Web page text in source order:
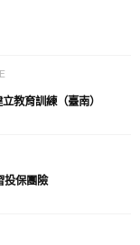
教育訓練（臺南）
投保團險